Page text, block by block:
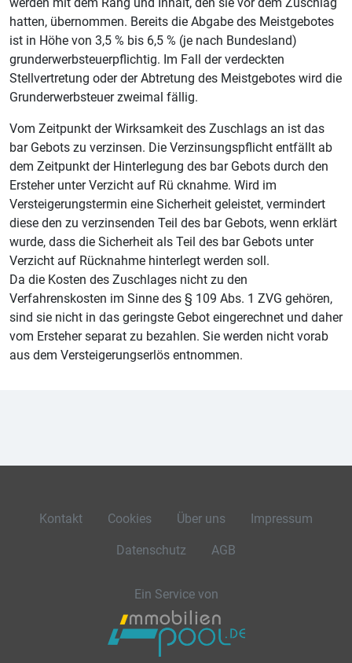
hatten, übernommen. Bereits die Abgabe des Meistgebotes
ist in Höhe von 3,5 % bis 6,5 % (je nach Bundesland)
grunderwerbsteuerpflichtig. Im Fall der verdeckten
Stellvertretung oder der Abtretung des Meistgebotes wird die
Grunderwerbsteuer zweimal fällig.
Vom Zeitpunkt der Wirksamkeit des Zuschlags an ist das
bar Gebots zu verzinsen. Die Verzinsungspflicht entfällt ab
dem Zeitpunkt der Hinterlegung des bar Gebots durch den
Ersteher unter Verzicht auf Rü cknahme. Wird im
Versteigerungstermin eine Sicherheit geleistet, vermindert
diese den zu verzinsenden Teil des bar Gebots, wenn erklärt
wurde, dass die Sicherheit als Teil des bar Gebots unter
Verzicht auf Rücknahme hinterlegt werden soll.
Da die Kosten des Zuschlages nicht zu den
Verfahrenskosten im Sinne des § 109 Abs. 1 ZVG gehören,
sind sie nicht in das geringste Gebot eingerechnet und daher
vom Ersteher separat zu bezahlen. Sie werden nicht vorab
aus dem Versteigerungserlös entnommen.
Kontakt Cookies Über uns Impressum
Datenschutz AGB
Ein Service von